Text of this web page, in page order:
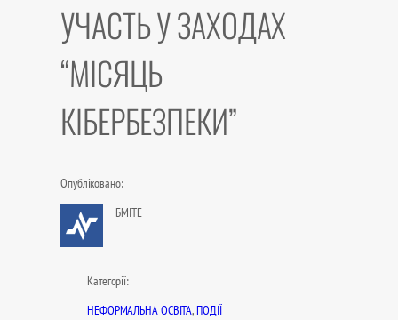
УЧАСТЬ У ЗАХОДАХ
“МІСЯЦЬ
КІБЕРБЕЗПЕКИ”
Опубліковано:
БМІТЕ
Категорії:
НЕФОРМАЛЬНА ОСВІТА, ПОДІЇ